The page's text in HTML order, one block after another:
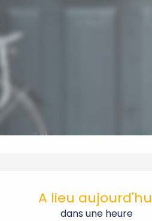
Ouverture et
A lieu
dans une heure